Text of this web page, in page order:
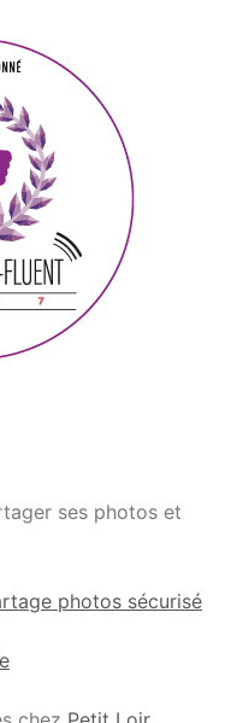
ses photos et
photos sécurisé